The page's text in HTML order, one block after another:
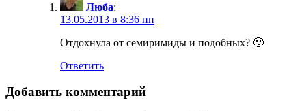
Люба:
13.05.2013 в 8:36 пп
Отдохнула от семиримиды и подобных? 🙂
Ответить
Добавить комментарий